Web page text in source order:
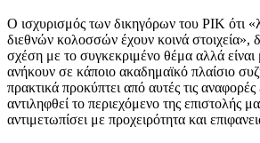
Ο ισχυρισμός των δικηγόρων του ΡΙΚ ότι
διεθνών κολοσσών έχουν κοινά στοιχεία»,
σχέση με το συγκεκριμένο θέμα αλλά
ανήκουν σε κάποιο ακαδημαϊκό πλαίσιο
πρακτικά προκύπτει από αυτές τις αναφορές
αντιληφθεί το περιεχόμενο της επιστολής
αντιμετωπίσει με προχειρότητα και